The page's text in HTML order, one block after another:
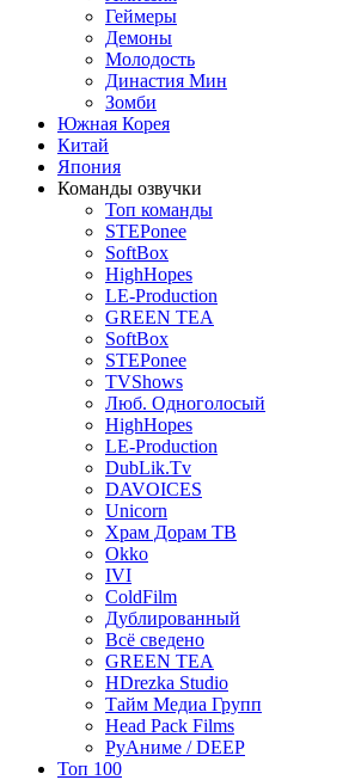
Геймеры
Демоны
Молодость
Династия Мин
Зомби
Южная Корея
Китай
Япония
Команды озвучки
Топ команды
STEPonee
SoftBox
HighHopes
LE-Production
GREEN TEA
SoftBox
STEPonee
TVShows
Люб. Одноголосый
HighHopes
LE-Production
DubLik.Tv
DAVOICES
Unicorn
Храм Дорам ТВ
Okko
IVI
ColdFilm
Дублированный
Всё сведено
GREEN TEA
HDrezka Studio
Тайм Медиа Групп
Head Pack Films
РуАниме / DEEP
Топ 100